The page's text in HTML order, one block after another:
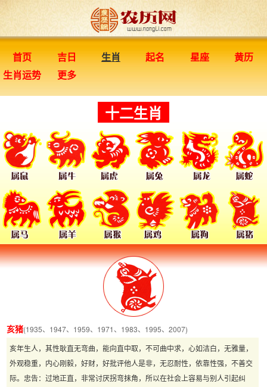
首页 吉日 生肖 起名 星座
黄历
生肖运势
更多
十二生肖
亥猪(1935、1947、1959、1971、1983、1995、2007)
亥年生人，其性耿直无弯曲，能向直中取，不可曲中求，心如洁白，无雅量，
外观稳重，内心刚毅，好财，好批评他人是非，无忍耐性，依靠性强，不善交
际。忠告：过地正直，非常讨厌拐弯抹角，所以在社会上容易与别人引起纠